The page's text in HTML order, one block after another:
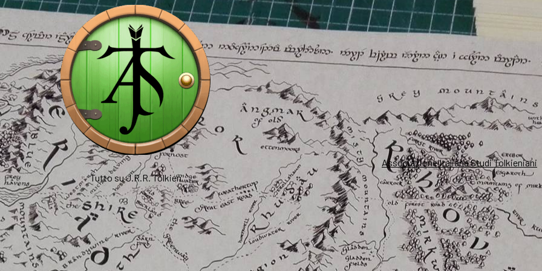
Associazione Italiana Studi Tolkieniani
Tutto su J.R.R. Tolkien